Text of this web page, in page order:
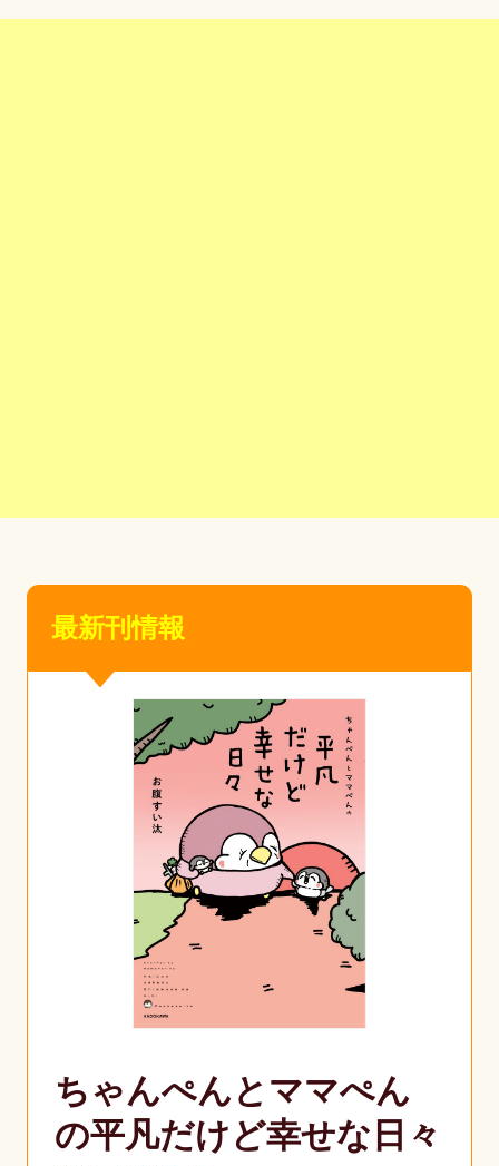
最新刊情報
ちゃんぺんとママぺん
の平凡だけど幸せな日々